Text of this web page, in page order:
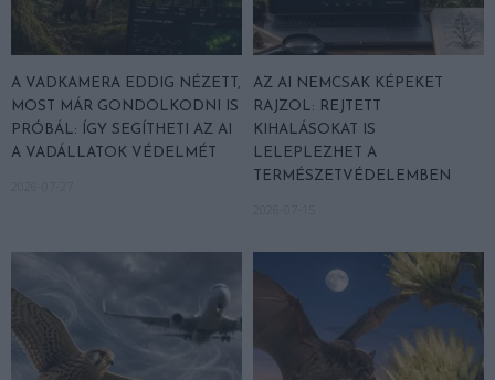
A VADKAMERA EDDIG NÉZETT,
MOST MÁR GONDOLKODNI IS
PRÓBÁL: ÍGY SEGÍTHETI AZ AI
A VADÁLLATOK VÉDELMÉT
AZ AI NEMCSAK KÉPEKET
RAJZOL: REJTETT
KIHALÁSOKAT IS
LELEPLEZHET A
TERMÉSZETVÉDELEMBEN